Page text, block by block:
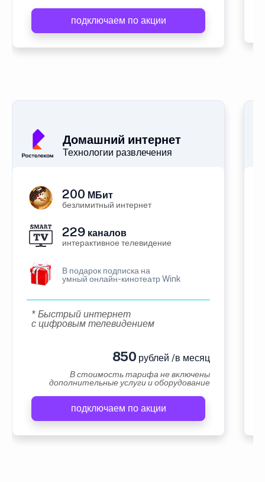
подключаем по акции
Домашний интернет
Технологии развлечения
200 МБит
безлимитный интернет
229 каналов
интерактивное телевидение
В подарок подписка на
умный онлайн-кинотеатр Wink
* Быстрый интернет
с цифровым телевидением
850 рублей /в месяц
В стоимость тарифа не включены
дополнительные услуги и оборудование
подключаем по акции